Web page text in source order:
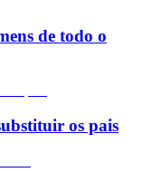
de todo o
os pais